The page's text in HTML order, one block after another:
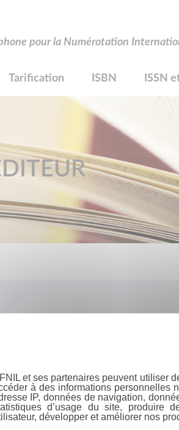
pour la Numérotation
Tarification ISBN ISSN
et ses partenaires peuvent utiliser
à des informations personnelles
IP, données de navigation,
d’usage du site, produire
développer et améliorer nos